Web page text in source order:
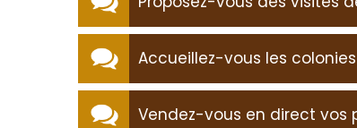
Accueillez-vous les
Vendez-vous en direct vos